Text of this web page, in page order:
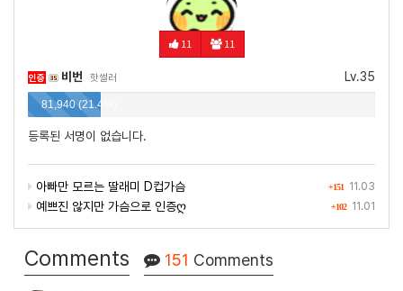
11 11
Lv.35
인증 비번 핫썰러
81,940 (21.4%)
등록된 서명이 없습니다.
+151 11.03
아빠만 모르는 딸래미 D컵가슴
+102 11.01
예쁘진 않지만 가슴으로 인증ღ
Comments 151 Comments